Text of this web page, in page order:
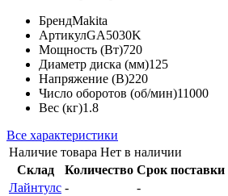
БрендMakita
АртикулGA5030K
Мощность (Вт)720
Диаметр диска (мм)125
Напряжение (В)220
Число оборотов (об/мин)11000
Вес (кг)1.8
Все характеристики
Наличие товара Нет в наличии
Склад
Количество Срок поставки
Лайнтулс -
-